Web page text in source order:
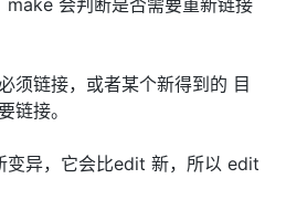
make 会判断是否需要重新链接
须链接，或者某个新得到的 目
链接。
变异，它会比edit 新，所以 edit